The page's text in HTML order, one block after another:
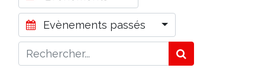
Evènements passés